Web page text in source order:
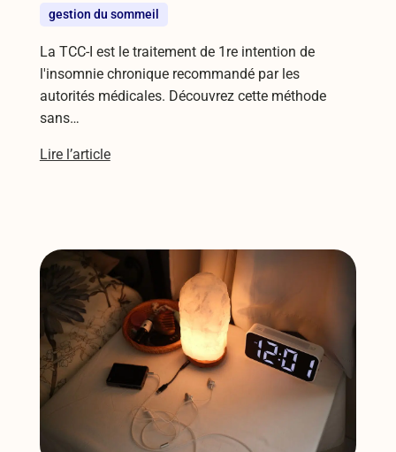
gestion du sommeil
La TCC-I est le traitement de 1re intention de
l'insomnie chronique recommandé par les
autorités médicales. Découvrez cette méthode
sans…
Lire l’article